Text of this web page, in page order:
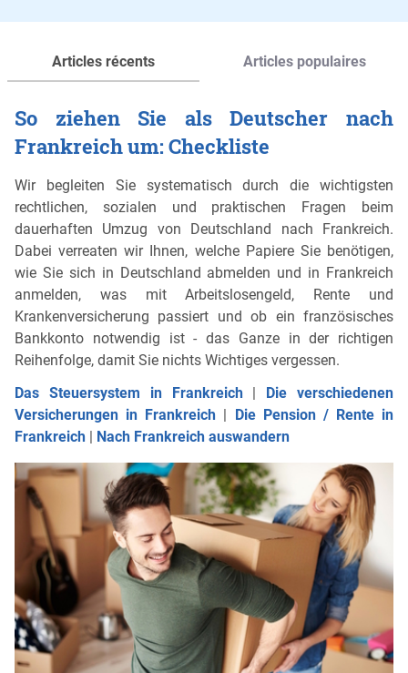
Articles récents Articles populaires
So ziehen Sie als Deutscher nach
Frankreich um: Checkliste
Wir begleiten Sie systematisch durch die wichtigsten
rechtlichen, sozialen und praktischen Fragen beim
dauerhaften Umzug von Deutschland nach Frankreich.
Dabei verreaten wir Ihnen, welche Papiere Sie benötigen,
wie Sie sich in Deutschland abmelden und in Frankreich
anmelden, was mit Arbeitslosengeld, Rente und
Krankenversicherung passiert und ob ein französisches
Bankkonto notwendig ist - das Ganze in der richtigen
Reihenfolge, damit Sie nichts Wichtiges vergessen.
Das Steuersystem in Frankreich| Die verschiedenen
Versicherungen in Frankreich | Die Pension / Rente in
Frankreich | Nach Frankreich auswandern